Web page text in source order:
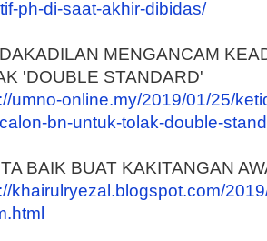
ph-di-saat-akhir-dibidas/
MENGANCAM
'DOUBLE STANDARD'
umno-online.my/2019/01/25/
bn-untuk-tolak-double-
BAIK BUAT KAKITANGAN
khairulryezal.blogspot.com/